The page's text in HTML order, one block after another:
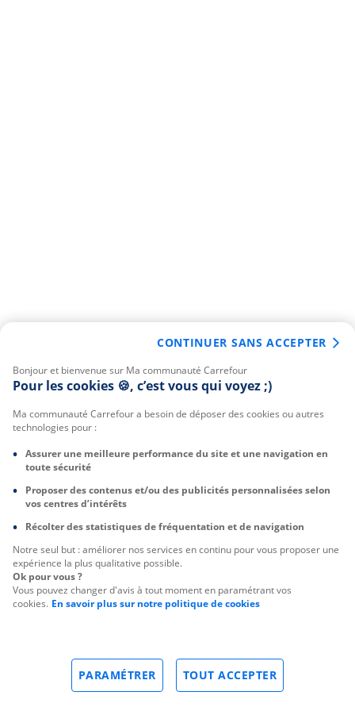
Bonjour et bienvenue sur Ma communauté Carrefour
Pour les cookies 🍪, c’est vous qui voyez ;)
Ma communauté Carrefour a besoin de déposer des cookies ou autres
technologies pour :
Assurer une meilleure performance du site et une navigation en
toute sécurité
Proposer des contenus et/ou des publicités personnalisées selon
vos centres d’intérêts
Récolter des statistiques de fréquentation et de navigation
Notre seul but : améliorer nos services en continu pour vous proposer une
expérience la plus qualitative possible.
Ok pour vous ?
Vous pouvez changer d'avis à tout moment en paramétrant vos
cookies. En savoir plus sur notre politique de cookies
TOUT ACCEPTER
PARAMÉTRER
CONTINUER SANS ACCEPTER